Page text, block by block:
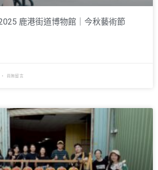
鹿港街道博物館｜今秋藝術節
尚無留言